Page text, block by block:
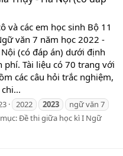
và các em học sinh Bộ 11
văn 7 năm học 2022 -
Nội (có đáp án) dưới định
Tài liệu có 70 trang với
các câu hỏi trắc nghiệm,
2022 2023
ngữ văn 7
Đề thi giữa học kì I Ngữ